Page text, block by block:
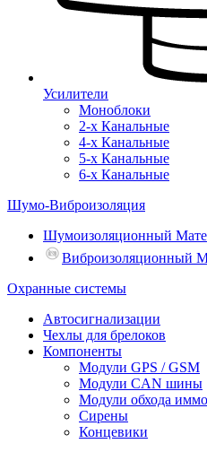
Усилители
Моноблоки
2-х Канальные
4-х Канальные
5-х Канальные
6-х Канальные
Шумо-Виброизоляция
Шумоизоляционный
Виброизоляционный
Охранные системы
Автосигнализации
Чехлы для брелоков
Компоненты
Модули GPS / GSM
Модули CAN шины
Модули обхода
Сирены
Концевики